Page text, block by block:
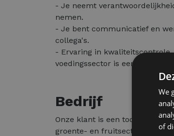
- Je neemt
nemen.
- Je bent communicatief en
collega's.
- Ervaring in
voedingssector is een pluspunt,
Bedrijf
Onze klant is een
groente- en fruitsector,
We
of